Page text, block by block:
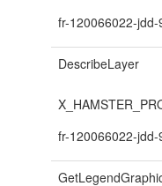
fr-120066022-
DescribeLayer
fr-120066022-